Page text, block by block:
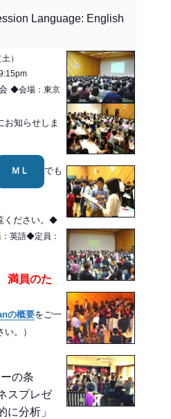
Language: English
）
◆会場：東京
お知らせしま
ＭＬ でも
ください。 ◆
英語◆定員：
満員のた
の概要をご一
。）
の条
スプレゼ
に分析」